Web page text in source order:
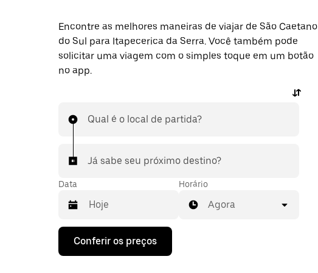
Encontre as melhores maneiras de viajar de São Caetano
do Sul para Itapecerica da Serra. Você também pode
solicitar uma viagem com o simples toque em um botão
no app.
Qual é o local de partida?
Já sabe seu próximo destino?
Data
Pressione
seta
Horário
Agora
Conferir os preços